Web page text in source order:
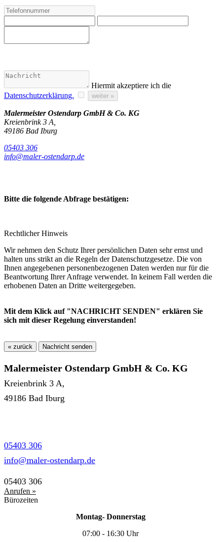
Hiermit akzeptiere ich die
Datenschutzerklärung.
weiter »
Malermeister Ostendarp GmbH & Co. KG
Kreienbrink 3 A,
49186 Bad Iburg
05403 306
info@maler-ostendarp.de
Bitte die folgende Abfrage bestätigen:
Rechtlicher Hinweis
Wir nehmen den Schutz Ihrer persönlichen Daten sehr ernst und
halten uns strikt an die Regeln der Datenschutzgesetze. Die von
Ihnen angegebenen personenbezogenen Daten werden nur für die
Beantwortung Ihrer Anfrage verwendet. In keinem Fall werden die
erhobenen Daten an Dritte weitergegeben.
Mit dem Klick auf "NACHRICHT SENDEN" erklären Sie
sich mit dieser Regelung einverstanden!
« zurück
Malermeister Ostendarp GmbH & Co. KG
Kreienbrink 3 A,
49186 Bad Iburg
05403 306
info@maler-ostendarp.de
05403 306
Anrufen »
Bürozeiten
Montag- Donnerstag
07:00 - 16:30 Uhr